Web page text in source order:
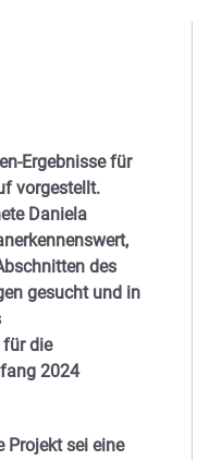
Ergebnisse für
vorgestellt.
Daniela
des
gesucht und in
für die
2024
Projekt sei eine